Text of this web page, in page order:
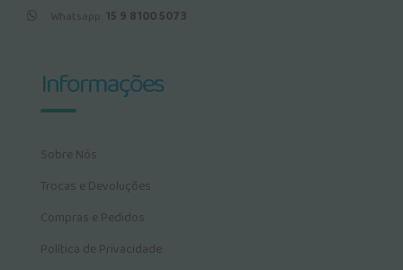
Whatsapp: 15 9 8100 5073
Informações
Sobre Nós
Trocas e Devoluções
Compras e Pedidos
Política de Privacidade